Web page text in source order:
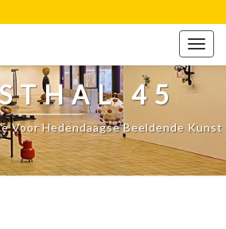
45
Voor Hedendaagse Beeldende Kunst